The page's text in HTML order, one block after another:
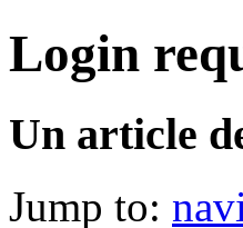
Login
Un article
Jump to: